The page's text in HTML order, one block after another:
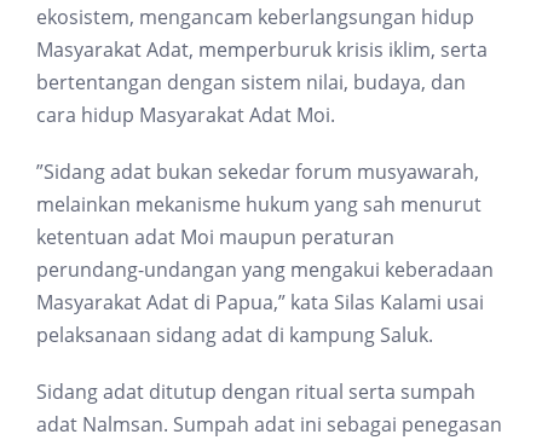
ekosistem, mengancam keberlangsungan hidup
Masyarakat Adat, memperburuk krisis iklim, serta
bertentangan dengan sistem nilai, budaya, dan
cara hidup Masyarakat Adat Moi.
”Sidang adat bukan sekedar forum musyawarah,
melainkan mekanisme hukum yang sah menurut
ketentuan adat Moi maupun peraturan
perundang-undangan yang mengakui keberadaan
Masyarakat Adat di Papua,” kata Silas Kalami usai
pelaksanaan sidang adat di kampung Saluk.
Sidang adat ditutup dengan ritual serta sumpah
adat Nalmsan. Sumpah adat ini sebagai penegasan